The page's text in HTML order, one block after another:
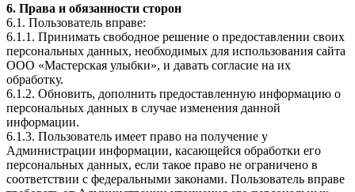
6. Права и обязанности сторон
6.1. Пользователь вправе:
6.1.1. Принимать свободное решение о предоставлении своих
персональных данных, необходимых для использования сайта
ООО «Мастерская улыбки», и давать согласие на их
обработку.
6.1.2. Обновить, дополнить предоставленную информацию о
персональных данных в случае изменения данной
информации.
6.1.3. Пользователь имеет право на получение у
Администрации информации, касающейся обработки его
персональных данных, если такое право не ограничено в
соответствии с федеральными законами. Пользователь вправе